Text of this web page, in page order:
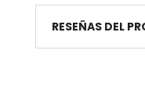
RESEÑAS DEL